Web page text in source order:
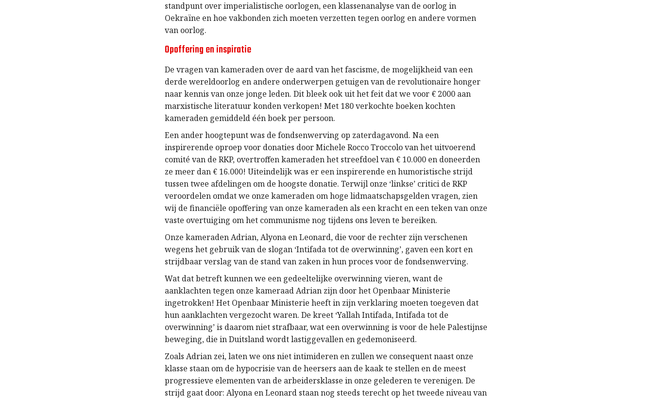
standpunt over imperialistische oorlogen, een klassenanalyse van de oorlog in
Oekraïne en hoe vakbonden zich moeten verzetten tegen oorlog en andere vormen
van oorlog.
Opoffering en inspiratie
De vragen van kameraden over de aard van het fascisme, de mogelijkheid van een
derde wereldoorlog en andere onderwerpen getuigen van de revolutionaire honger
naar kennis van onze jonge leden. Dit bleek ook uit het feit dat we voor € 2000 aan
marxistische literatuur konden verkopen! Met 180 verkochte boeken kochten
kameraden gemiddeld één boek per persoon.
Een ander hoogtepunt was de fondsenwerving op zaterdagavond. Na een
inspirerende oproep voor donaties door Michele Rocco Troccolo van het uitvoerend
comité van de RKP, overtroffen kameraden het streefdoel van € 10.000 en doneerden
ze meer dan € 16.000! Uiteindelijk was er een inspirerende en humoristische strijd
tussen twee afdelingen om de hoogste donatie. Terwijl onze ‘linkse’ critici de RKP
veroordelen omdat we onze kameraden om hoge lidmaatschapsgelden vragen, zien
wij de financiële opoffering van onze kameraden als een kracht en een teken van onze
vaste overtuiging om het communisme nog tijdens ons leven te bereiken.
Onze kameraden Adrian, Alyona en Leonard, die voor de rechter zijn verschenen
wegens het gebruik van de slogan ‘Intifada tot de overwinning’, gaven een kort en
strijdbaar verslag van de stand van zaken in hun proces voor de fondsenwerving.
Wat dat betreft kunnen we een gedeeltelijke overwinning vieren, want de
aanklachten tegen onze kameraad Adrian zijn door het Openbaar Ministerie
ingetrokken! Het Openbaar Ministerie heeft in zijn verklaring moeten toegeven dat
hun aanklachten vergezocht waren. De kreet ‘Yallah Intifada, Intifada tot de
overwinning’ is daarom niet strafbaar, wat een overwinning is voor de hele Palestijnse
beweging, die in Duitsland wordt lastiggevallen en gedemoniseerd.
Zoals Adrian zei, laten we ons niet intimideren en zullen we consequent naast onze
klasse staan om de hypocrisie van de heersers aan de kaak te stellen en de meest
progressieve elementen van de arbeidersklasse in onze gelederen te verenigen. De
strijd gaat door: Alyona en Leonard staan nog steeds terecht op het tweede niveau van